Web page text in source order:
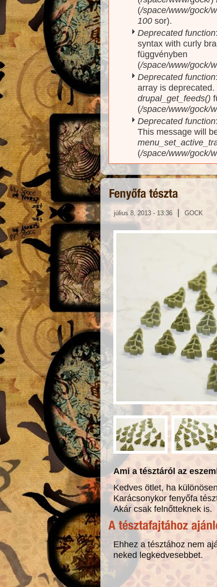
(/space/www/gock/
100 sor).
Deprecated function
syntax with curly
függvényben
(/space/www/gock/
Deprecated function
array is
drupal_get_feeds()
(/space/www/gock/
Deprecated function
This message will
(/space/www/gock/
július 8, 2013 - 13:36 | GOCK
Ami a tésztáról az
Kedves ötlet, ha
Karácsonykor fenyőfa
Akár csak felnőtteknek is.
Ehhez a tésztához nem
neked legkedvesebbet.